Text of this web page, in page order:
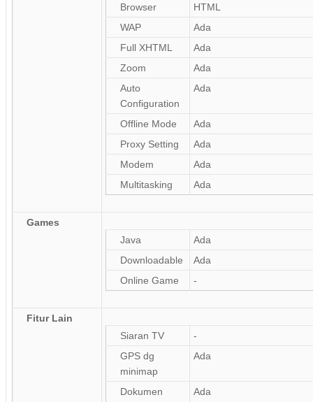
Browser
HTML
WAP
Ada
Full XHTML
Ada
Zoom
Ada
Auto
Configuration
Ada
Offline Mode
Ada
Proxy Setting
Ada
Modem
Ada
Multitasking
Ada
Games
Java
Ada
Downloadable
Ada
Online Game
-
Fitur Lain
Siaran TV
-
GPS dg
minimap
Ada
Dokumen
Ada